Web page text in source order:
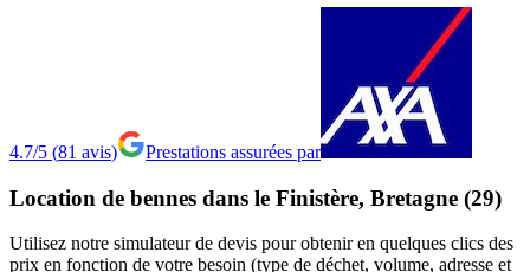
4.7/5 (81 avis) Prestations assurées par
Location de bennes dans le Finistère, Bretagne (29)
Utilisez notre simulateur de devis pour obtenir en quelques clics des
prix en fonction de votre besoin (type de déchet, volume, adresse et